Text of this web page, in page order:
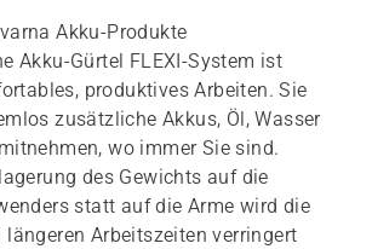
Akku-Produkte
Akku-Gürtel FLEXI-System ist
produktives Arbeiten. Sie
zusätzliche Akkus, Öl, Wasser
wo immer Sie sind.
des Gewichts auf die
statt auf die Arme wird die
längeren Arbeitszeiten verringert